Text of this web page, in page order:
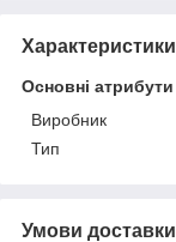
Характеристики
Основні атрибути
Виробник
Тип
Умови доставки